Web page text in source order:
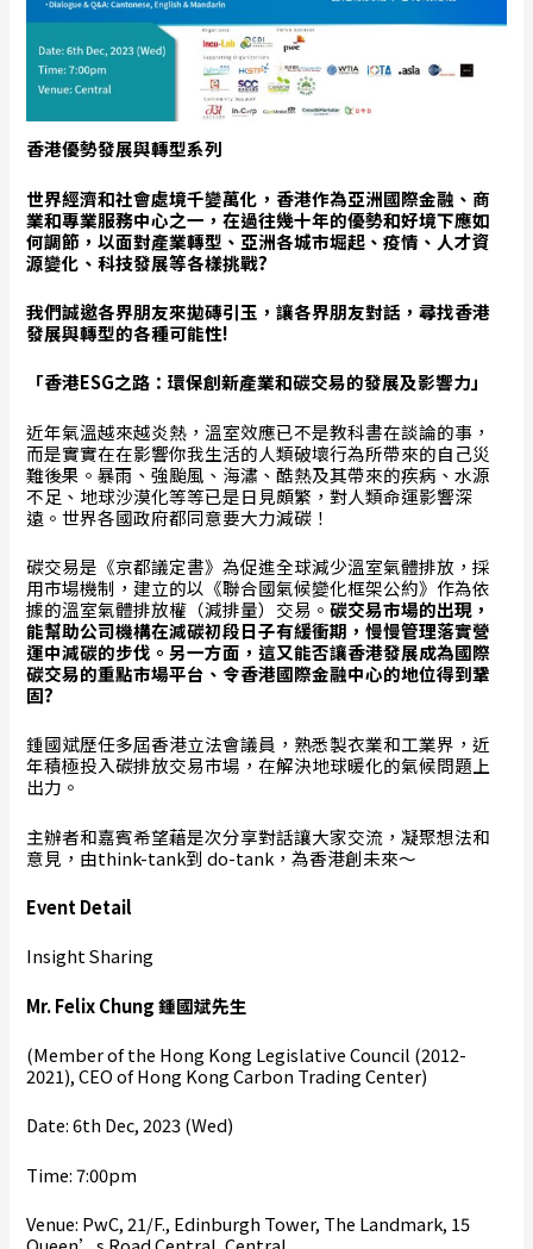
香港優勢發展與轉型系列
世界經濟和社會處境千變萬化，香港作為亞洲國際金融、商
業和專業服務中心之一，在過往幾十年的優勢和好境下應如
何調節，以面對產業轉型、亞洲各城市堀起、疫情、人才資
源變化、科技發展等各樣挑戰?
我們誠邀各界朋友來拋磚引玉，讓各界朋友對話，尋找香港
發展與轉型的各種可能性!
「香港ESG之路：環保創新產業和碳交易的發展及影響力」
近年氣溫越來越炎熱，溫室效應已不是教科書在談論的事，
而是實實在在影響你我生活的人類破壞行為所帶來的自己災
難後果。暴雨、強颱風、海潚、酷熱及其帶來的疾病、水源
不足、地球沙漠化等等已是日見頗繁，對人類命運影響深
遠。世界各國政府都同意要大力減碳！
碳交易是《京都議定書》為促進全球減少溫室氣體排放，採
用市場機制，建立的以《聯合國氣候變化框架公約》作為依
據的溫室氣體排放權（減排量）交易。碳交易市場的出現，
能幫助公司機構在減碳初段日子有緩衝期，慢慢管理落實營
運中減碳的步伐。另一方面，這又能否讓香港發展成為國際
碳交易的重點市場平台、令香港國際金融中心的地位得到鞏
固?
鍾國斌歷任多屆香港立法會議員，熟悉製衣業和工業界，近
年積極投入碳排放交易市場，在解決地球暖化的氣候問題上
出力。
主辦者和嘉賓希望藉是次分享對話讓大家交流，凝聚想法和
意見，由think-tank到 do-tank，為香港創未來～
Event Detail
Insight Sharing
Mr. Felix Chung鍾國斌先生
(Member of the Hong Kong Legislative Council (2012-
2021), CEO of Hong Kong Carbon Trading Center)
Date: 6th Dec, 2023 (Wed)
Time: 7:00pm
Venue: PwC, 21/F., Edinburgh Tower, The Landmark, 15